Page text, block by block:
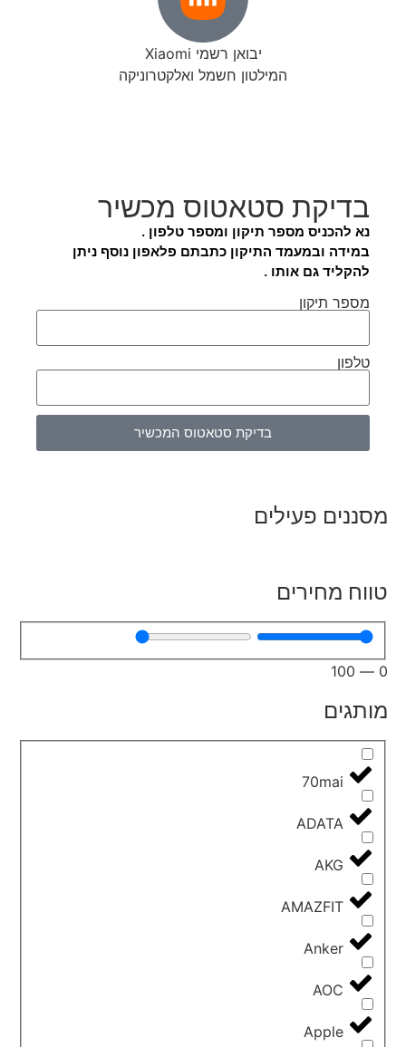
יבואן רשמי Xiaomi
המילטון חשמל ואלקטרוניקה
בדיקת סטאטוס מכשיר
נא להכניס מספר תיקון ומספר טלפון .
במידה ובמעמד התיקון כתבתם פלאפון נוסף ניתן
להקליד גם אותו .
מספר תיקון
טלפון
בדיקת סטאטוס המכשיר
מסננים פעילים
טווח מחירים
0
—
100
מותגים
70mai
ADATA
AKG
AMAZFIT
Anker
AOC
Apple